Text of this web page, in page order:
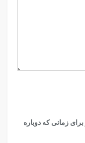
زمانی که دوباره